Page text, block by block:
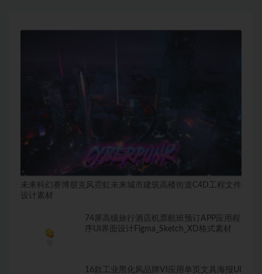
未来科幻赛博朋克风霓虹未来城市建筑高楼街道C4D工程文件
设计素材
74屏高级旅行酒店机票航班预订APP应用程
序UI界面设计Figma_Sketch_XD格式素材
16款工业黑化风品牌VI应用单页文具海报UI